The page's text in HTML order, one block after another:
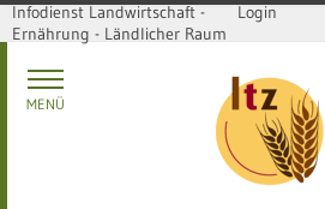
Zum Inhalt springen
Infodienst Landwirtschaft -
Ernährung - Ländlicher Raum
Login
MENÜ